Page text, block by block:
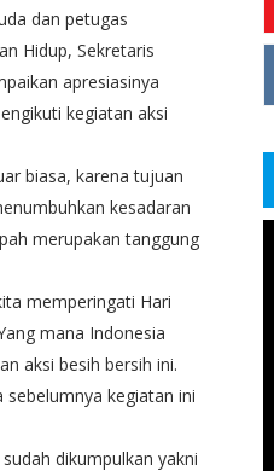
dan petugas
Hidup, Sekretaris
apresiasinya
kegiatan aksi
biasa, karena tujuan
kesadaran
merupakan tanggung
memperingati Hari
mana Indonesia
aksi besih bersih ini.
sebelumnya kegiatan ini
dikumpulkan yakni